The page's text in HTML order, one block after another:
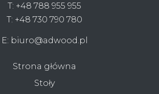
T: +48 788 955 955
T: +48 730 790 780
E: biuro@adwood.pl
Strona główna
Stoły